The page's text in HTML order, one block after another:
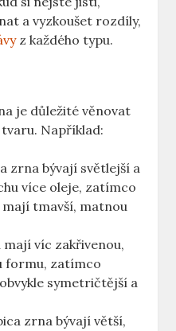
a vyzkoušet rozdíly,
z každého typu.
je důležité věnovat
Například:
zrna bývají světlejší a
více oleje, zatímco
tmavší, matnou
mají víc zakřivenou,
formu, zatímco
symetričtější a
zrna bývají větší,